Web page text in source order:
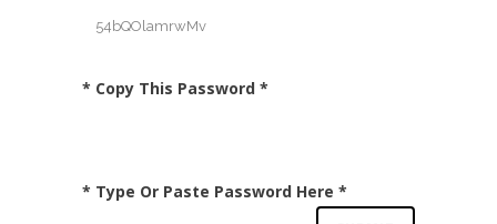
* Copy This Password *
* Type Or Paste Password Here *